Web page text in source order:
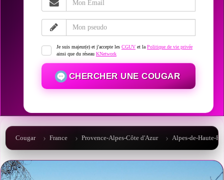
Je suis majeur(e) et j'accepte les CGUV et la Politique de vie privée
ainsi que du réseau KNetwork
CHERCHER UNE COUGAR
Cougar France Provence-Alpes-Côte d'Azur Alpes-de-Haute-